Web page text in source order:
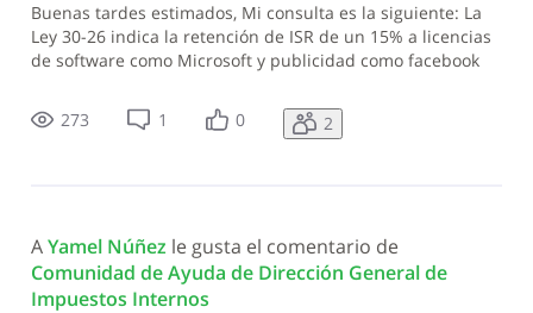
Buenas tardes estimados, Mi consulta es la siguiente: La
Ley 30-26 indica la retención de ISR de un 15% a licencias
de software como Microsoft y publicidad como facebook
consultoría aplica una reducción del 27% al 15% o se
mantiene el 27% para
273 1 0 2
A Yamel Núñez le gusta el comentario de
Comunidad de Ayuda de Dirección General de
Impuestos Internos